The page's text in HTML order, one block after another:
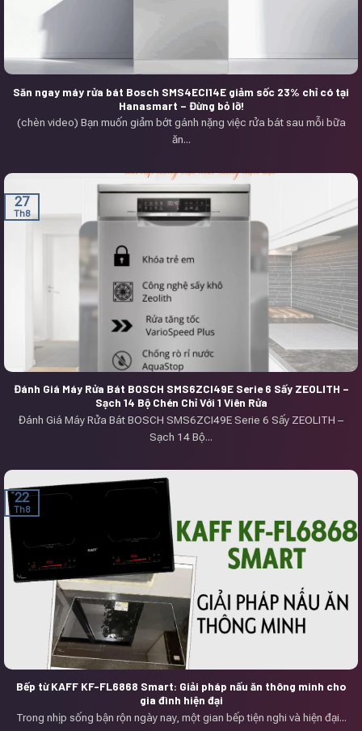
Săn ngay máy rửa bát Bosch SMS4ECI14E giảm sốc 23% chỉ có tại
Hanasmart – Đừng bỏ lỡ!
(chèn video) Bạn muốn giảm bớt gánh nặng việc rửa bát sau mỗi bữa
ăn...
Đánh Giá Máy Rửa Bát BOSCH SMS6ZCI49E Serie 6 Sấy ZEOLITH –
Sạch 14 Bộ Chén Chỉ Với 1 Viên Rửa
Đánh Giá Máy Rửa Bát BOSCH SMS6ZCI49E Serie 6 Sấy ZEOLITH –
Sạch 14 Bộ...
27
Th8
Bếp từ KAFF KF-FL6868 Smart: Giải pháp nấu ăn thông minh cho
gia đình hiện đại
Trong nhịp sống bận rộn ngày nay, một gian bếp tiện nghi và hiện đại...
22
Th8